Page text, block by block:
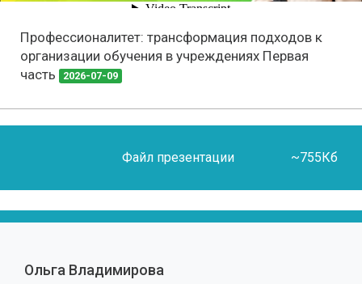
Профессионалитет: трансформация подходов к
организации обучения в учреждениях Первая
часть
2026-07-09
Файл презентации ~755Кб
Ольга Владимирова